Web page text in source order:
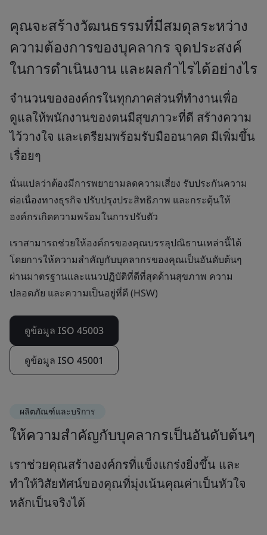
คุณจะสร้างวัฒนธรรมที่มีสมดุลระหว่าง
ความต้องการของบุคลากร จุดประสงค์
ในการดำเนินงาน และผลกำไรได้อย่างไร
จำนวนขององค์กรในทุกภาคส่วนที่ทำงานเพื่อ
ดูแลให้พนักงานของตนมีสุขภาวะที่ดี สร้างความ
ไว้วางใจ และเตรียมพร้อมรับมืออนาคต มีเพิ่มขึ้น
เรื่อยๆ
นั่นแปลว่าต้องมีการพยายามลดความเสี่ยง รับประกันความ
ต่อเนื่องทางธุรกิจ ปรับปรุงประสิทธิภาพ และกระตุ้นให้
องค์กรเกิดความพร้อมในการปรับตัว
เราสามารถช่วยให้องค์กรของคุณบรรลุปณิธานเหล่านี้ได้
โดยการให้ความสำคัญกับบุคลากรของคุณเป็นอันดับต้นๆ
ผ่านมาตรฐานและแนวปฏิบัติที่ดีที่สุดด้านสุขภาพ ความ
ปลอดภัย และความเป็นอยู่ที่ดี (HSW)
ดูข้อมูล ISO 45003
ดูข้อมูล ISO 45001
ผลิตภัณฑ์และบริการ
ให้ความสำคัญกับบุคลากรเป็นอันดับต้นๆ
เราช่วยคุณสร้างองค์กรที่แข็งแกร่งยิ่งขึ้น และ
ทำให้วิสัยทัศน์ของคุณที่มุ่งเน้นคุณค่าเป็นหัวใจ
หลักเป็นจริงได้